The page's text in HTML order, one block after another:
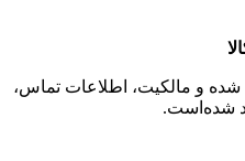
اطلاعات تماس،